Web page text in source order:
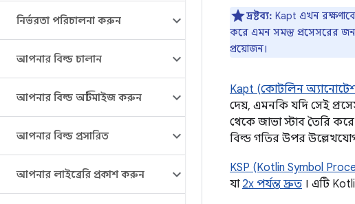
নির্ভরতা পরিচালনা করুন
আপনার বিল্ড চালান
আপনার বিল্ড অপ্টিমাইজ করুন
আপনার বিল্ড প্রসারিত
আপনার লাইব্রেরি প্রকাশ করুন
দ্রষ্টব্য: Kapt এখন
করে এমন সমস্ত প্রসেসরের
প্রয়োজন।
Kapt (কোটলিন
দেয়, এমনকি যদি সেই
থেকে জাভা স্টাব তৈরি
বিল্ড গতির উপর
KSP (Kotlin Symbol
যা 2x পর্যন্ত দ্রুত । এটি